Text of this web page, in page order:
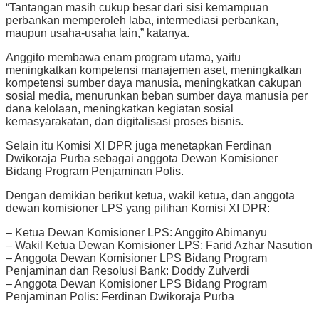
“Tantangan masih cukup besar dari sisi kemampuan
perbankan memperoleh laba, intermediasi perbankan,
maupun usaha-usaha lain,” katanya.
Anggito membawa enam program utama, yaitu
meningkatkan kompetensi manajemen aset, meningkatkan
kompetensi sumber daya manusia, meningkatkan cakupan
sosial media, menurunkan beban sumber daya manusia per
dana kelolaan, meningkatkan kegiatan sosial
kemasyarakatan, dan digitalisasi proses bisnis.
Selain itu Komisi XI DPR juga menetapkan Ferdinan
Dwikoraja Purba sebagai anggota Dewan Komisioner
Bidang Program Penjaminan Polis.
Dengan demikian berikut ketua, wakil ketua, dan anggota
dewan komisioner LPS yang pilihan Komisi XI DPR:
– Ketua Dewan Komisioner LPS: Anggito Abimanyu
– Wakil Ketua Dewan Komisioner LPS: Farid Azhar Nasution
– Anggota Dewan Komisioner LPS Bidang Program
Penjaminan dan Resolusi Bank: Doddy Zulverdi
– Anggota Dewan Komisioner LPS Bidang Program
Penjaminan Polis: Ferdinan Dwikoraja Purba